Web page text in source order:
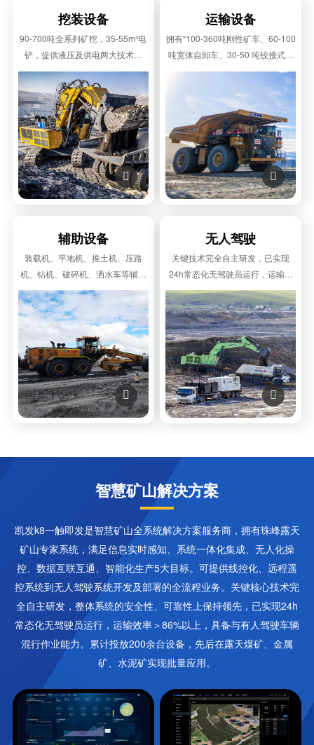
挖装设备
90-700吨全系列矿挖，35-55m³电
铲，提供液压及供电两大技术方
案，适用于全球大型煤炭、金属、
建材矿山。

运输设备
拥有“100-360吨刚性矿车、60-100
吨宽体自卸车、30-50 吨铰接式自
卸车”三大类露天运输装备，与矿挖

辅助设备
装载机、平地机、推土机、压路
机、钻机、破碎机、洒水车等辅助
设备，技术先进，产品成熟，为客
户提供成套化解决方案。

无人驾驶
关键技术完全自主研发，已实现
24h常态化无驾驶员运行，运输效
率＞86%以上，具备与有人驾驶车
辆混行、混编作业能力。

智慧矿山解决方案
凯发k8一触即发是智慧矿山全系统解决方案服务商，拥有珠峰露天
矿山专家系统，满足信息实时感知、系统一体化集成、无人化操
控、数据互联互通、智能化生产5大目标。可提供线控化、远程遥
控系统到无人驾驶系统开发及部署的全流程业务。关键核心技术完
全自主研发，整体系统的安全性、可靠性上保持领先，已实现24h
常态化无驾驶员运行，运输效率＞86%以上，具备与有人驾驶车辆
混行作业能力。累计投放200余台设备，先后在露天煤矿、金属
矿、水泥矿实现批量应用。